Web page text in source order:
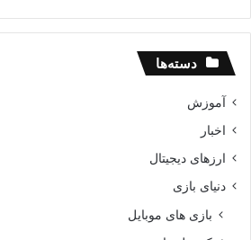
دسته‌ها
آموزش
اخبار
ارزهای دیجیتال
دنیای بازی
بازی های موبایل